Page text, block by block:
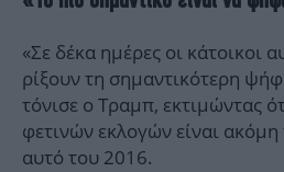
«Σε δέκα ημέρες οι κάτοικοι
ρίξουν τη σημαντικότερη
τόνισε ο Τραμπ, εκτιμώντας
φετινών εκλογών είναι
αυτό του 2016.